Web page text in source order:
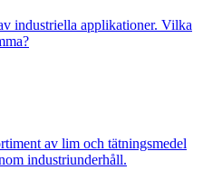
industriella applikationer. Vilka
av lim och tätningsmedel
industriunderhåll.